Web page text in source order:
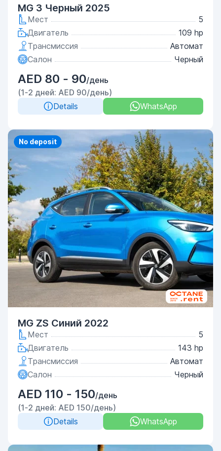
MG 3 Черный 2025
Мест
5
Двигатель
109 hp
Трансмиссия
Автомат
Салон
Черный
AED 80 - 90/день
(1-2 дней: AED 90/день)
Details
WhatsApp
Priority
No deposit
MG ZS Синий 2022
Мест
5
Двигатель
143 hp
Трансмиссия
Автомат
Салон
Черный
AED 110 - 150/день
(1-2 дней: AED 150/день)
Details
WhatsApp